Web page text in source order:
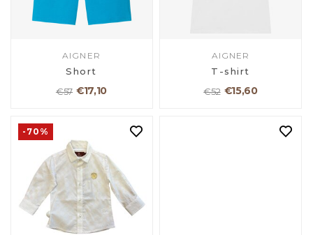
AIGNER
Short
€57 €17,10
AIGNER
T-shirt
€52 €15,60
-70%